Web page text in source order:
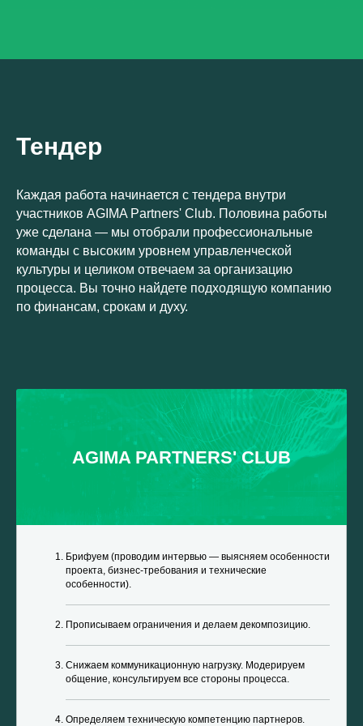
Тендер
Каждая работа начинается с тендера внутри
участников AGIMA Partners' Club. Половина работы
уже сделана — мы отобрали профессиональные
команды с высоким уровнем управленческой
культуры и целиком отвечаем за организацию
процесса. Вы точно найдете подходящую компанию
по финансам, срокам и духу.
AGIMA PARTNERS' CLUB
Брифуем (проводим интервью — выясняем особенности
проекта, бизнес-требования и технические
особенности).
Прописываем ограничения и делаем декомпозицию.
Снижаем коммуникационную нагрузку. Модерируем
общение, консультируем все стороны процесса.
Определяем техническую компетенцию партнеров.